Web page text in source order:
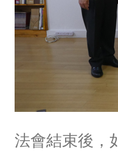
法會結束後，